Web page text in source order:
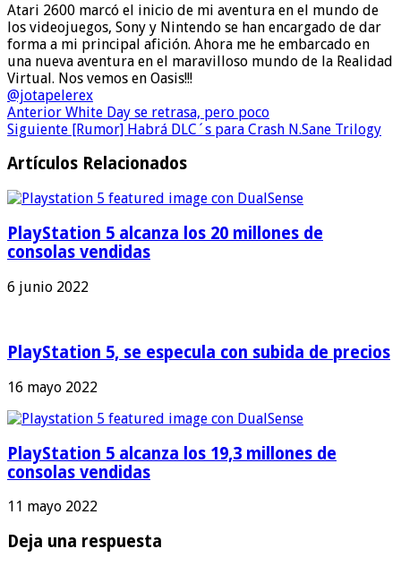
Atari 2600 marcó el inicio de mi aventura en el mundo de
los videojuegos, Sony y Nintendo se han encargado de dar
forma a mi principal afición. Ahora me he embarcado en
una nueva aventura en el maravilloso mundo de la Realidad
Virtual. Nos vemos en Oasis!!!
@jotapelerex
Anterior White Day se retrasa, pero poco
Siguiente [Rumor] Habrá DLC´s para Crash N.Sane Trilogy
Artículos Relacionados
PlayStation 5 alcanza los 20 millones de
consolas vendidas
6 junio 2022
PlayStation 5, se especula con subida de precios
16 mayo 2022
PlayStation 5 alcanza los 19,3 millones de
consolas vendidas
11 mayo 2022
Deja una respuesta